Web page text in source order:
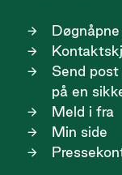
Send
på en
Meld i fra
Min side